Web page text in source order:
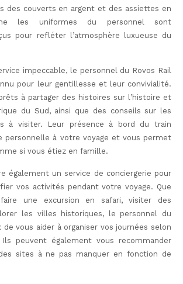
des couverts en argent et des assiettes en
les uniformes du personnel sont
pour refléter l’atmosphère luxueuse du
impeccable, le personnel du Rovos Rail
pour leur gentillesse et leur convivialité.
à partager des histoires sur l’histoire et
du Sud, ainsi que des conseils sur les
à visiter. Leur présence à bord du train
personnelle à votre voyage et vous permet
si vous étiez en famille.
également un service de conciergerie pour
vos activités pendant votre voyage. Que
une excursion en safari, visiter des
les villes historiques, le personnel du
de vous aider à organiser vos journées selon
peuvent également vous recommander
sites à ne pas manquer en fonction de